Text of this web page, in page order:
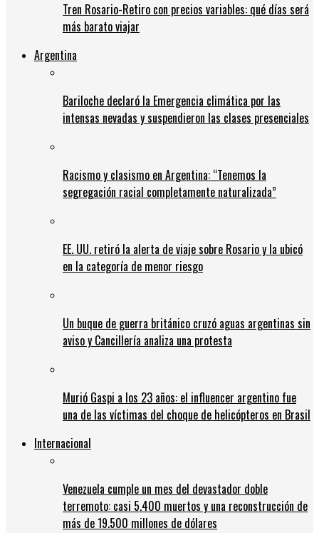
Tren Rosario-Retiro con precios variables: qué días será
más barato viajar
Argentina
Bariloche declaró la Emergencia climática por las
intensas nevadas y suspendieron las clases presenciales
Racismo y clasismo en Argentina: “Tenemos la
segregación racial completamente naturalizada”
EE. UU. retiró la alerta de viaje sobre Rosario y la ubicó
en la categoría de menor riesgo
Un buque de guerra británico cruzó aguas argentinas sin
aviso y Cancillería analiza una protesta
Murió Gaspi a los 23 años: el influencer argentino fue
una de las víctimas del choque de helicópteros en Brasil
Internacional
Venezuela cumple un mes del devastador doble
terremoto: casi 5.400 muertos y una reconstrucción de
más de 19.500 millones de dólares